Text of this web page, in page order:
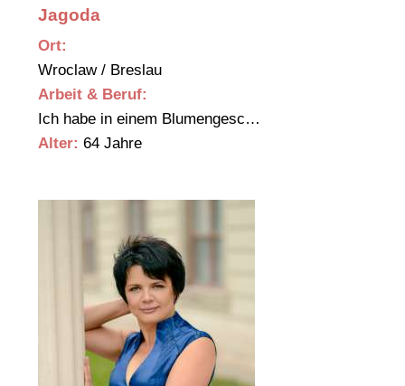
Jagoda
Ort:
Wroclaw / Breslau
Arbeit & Beruf:
Ich habe in einem Blumengesc…
Alter: 64 Jahre